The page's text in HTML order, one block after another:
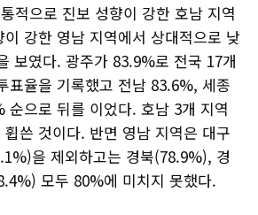
적으로 진보 성향이 강한 호남 지역
강한 영남 지역에서 상대적으로 낮
보였다. 광주가 83.9%로 전국 17개
표율을 기록했고 전남 83.6%, 세종
으로 뒤를 이었다. 호남 3개 지역
쓴 것이다. 반면 영남 지역은 대구
을 제외하고는 경북(78.9%), 경
모두 80%에 미치지 못했다.